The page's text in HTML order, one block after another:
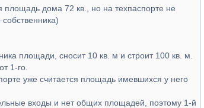
дома 72 кв., но на техпаспорте не
площади, сносит 10 кв. м и строит 100 кв. м.
1-го.
уже считается площадь имевшихся у него
входы и нет общих площадей, поэтому 1-й